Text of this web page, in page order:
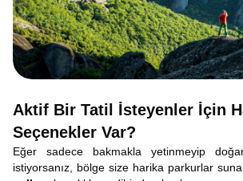
Aktif Bir Tatil İsteyenler İçin
Seçenekler Var?
Eğer sadece bakmakla yetinmeyip
istiyorsanız, bölge size harika parkurlar